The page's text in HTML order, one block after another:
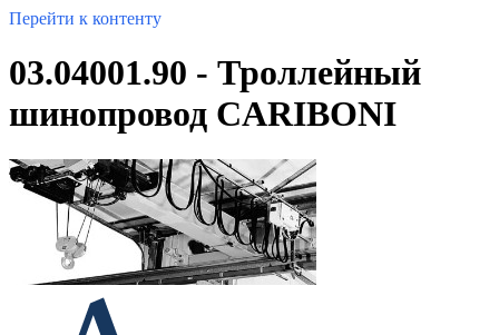
Перейти к контенту
03.04001.90 - Троллейный
шинопровод CARIBONI